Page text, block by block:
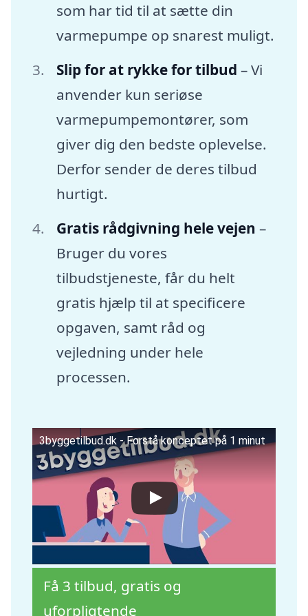
som har tid til at sætte din
varmepumpe op snarest muligt.
Slip for at rykke for tilbud – Vi
anvender kun seriøse
varmepumpemontører, som
giver dig den bedste oplevelse.
Derfor sender de deres tilbud
hurtigt.
Gratis rådgivning hele vejen –
Bruger du vores
tilbudstjeneste, får du helt
gratis hjælp til at specificere
opgaven, samt råd og
vejledning under hele
processen.
3byggetilbud.dk - Forstå konceptet på 1 minut
Få 3 tilbud, gratis og
uforpligtende